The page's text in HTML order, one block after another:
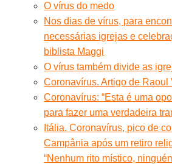
O vírus do medo
Nos dias de vírus, para
necessárias igrejas e
biblista Maggi
O vírus também divide as
Coronavírus. Artigo de Raoul
Coronavírus: “Esta é uma
para fazer uma verdadeira
Itália. Coronavírus, pico de
Campânia após um retiro
“Nenhum rito místico,